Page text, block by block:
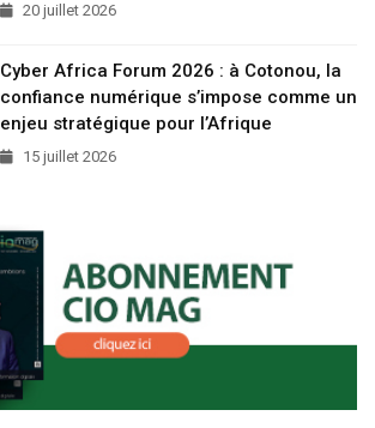
20 juillet 2026
Cyber Africa Forum 2026 : à Cotonou, la
confiance numérique s’impose comme un
enjeu stratégique pour l’Afrique
15 juillet 2026